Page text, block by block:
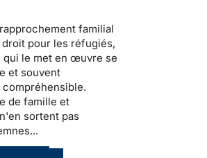
rapprochement familial
pour les réfugiés,
qui le met en œuvre se
et souvent
de famille et
n'en sortent pas